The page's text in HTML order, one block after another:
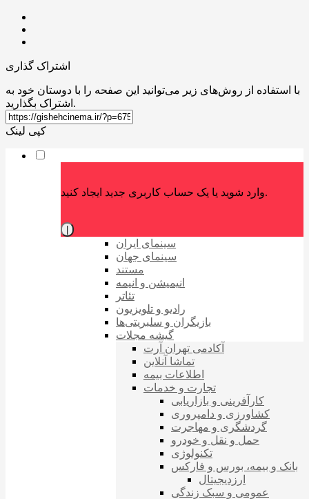
اشتراک گذاری
با استفاده از روش‌های زیر می‌توانید این صفحه را با دوستان خود به
اشتراک بگذارید.
کپی لینک
وارد شوید یا یک حساب کاربری جدید ایجاد کنید.
سینمای ایران
سینمای جهان
مستند
انیمیشن و انیمه
تئاتر
رادیو و تلویزیون
بازیگران و سلبریتی‌ها
گیشه مجلات
آکادمی تهران آرت
تماشا آنلاین
اطلاعات بیمه
تجارت و خدمات
کارآفرینی و بازاریابی
کشاورزی و دامپروری
گردشگری و مهاجرت
حمل و نقل و خودرو
تکنولوژی
بانک و بیمه، بورس و فارکس
ارزدیجیتال
عمومی و سبک زندگی